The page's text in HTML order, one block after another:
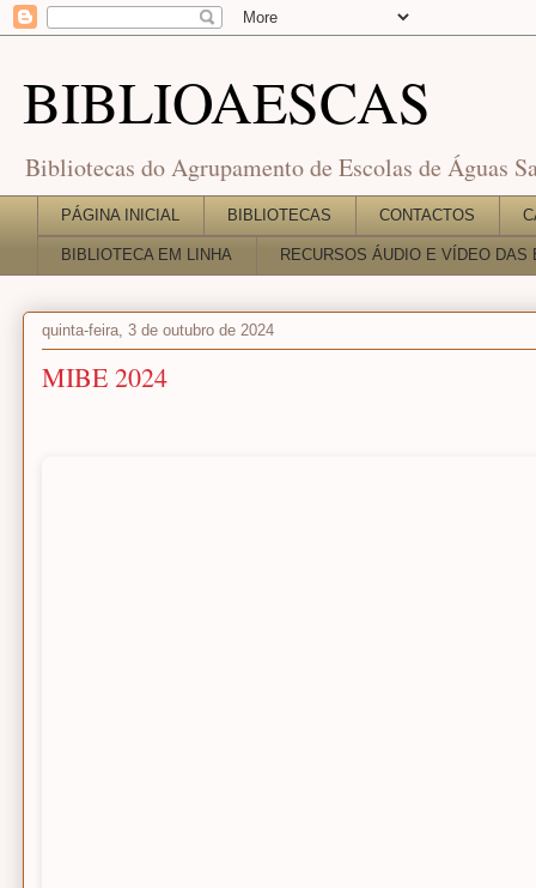
BIBLIOAESCAS
Bibliotecas do Agrupamento de Escolas de Águas
PÁGINA INICIAL BIBLIOTECAS CONTACTOS
BIBLIOTECA EM LINHA RECURSOS ÁUDIO E VÍDEO DAS
quinta-feira, 3 de outubro de 2024
MIBE 2024